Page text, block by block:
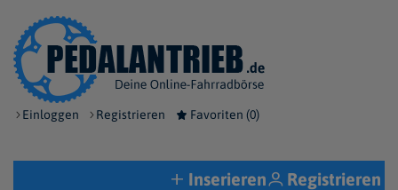
Einloggen Registrieren Favoriten (0)
Inserieren Registrieren